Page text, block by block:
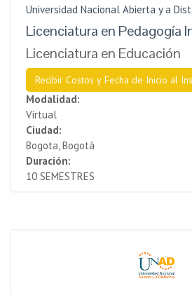
Universidad Nacional Abierta y a
Licenciatura en Pedagogía
Licenciatura en Educación
Recibir Costos y Fecha de Inicio al
Modalidad:
Virtual
Ciudad:
Bogota, Bogotá
Duración:
10 SEMESTRES